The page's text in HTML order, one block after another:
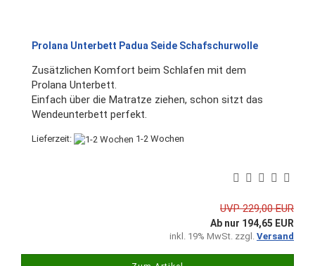
Prolana Unterbett Padua Seide Schafschurwolle
Zusätzlichen Komfort beim Schlafen mit dem
Prolana Unterbett.
Einfach über die Matratze ziehen, schon sitzt das
Wendeunterbett perfekt.
Lieferzeit: 1-2 Wochen
UVP 229,00 EUR
Ab nur 194,65 EUR
inkl. 19% MwSt. zzgl. Versand